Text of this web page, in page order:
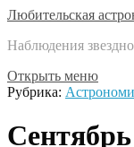
Любительская
Наблюдения
Открыть меню
Рубрика:
Сентябрь